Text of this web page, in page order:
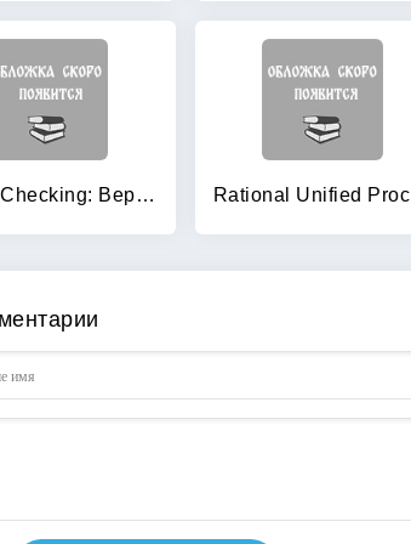
Model Checking: Верификация параллельных и распределенных программных систем (+ CD-ROM)